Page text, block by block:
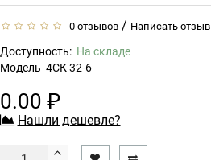
0 отзывов / Написать отзыв
Доступность: На складе
Модель 4СК 32-6
0.00 ₽
Нашли дешевле?